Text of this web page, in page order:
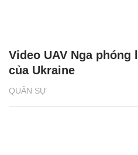
QUÂN SỰ
Video UAV Nga
của Ukraine